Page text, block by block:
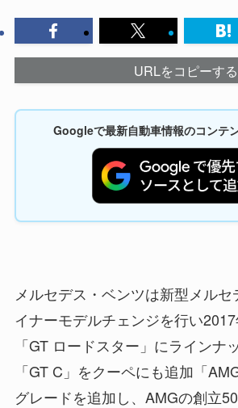
URLをコピーする
Googleで最新自動車情報のコンテ
メルセデス・ベンツは新型メル
イナーモデルチェンジを行い2017
「GT ロードスター」にラインナ
「GT C」をクーペにも追加「
グレードを追加し、AMGの創立